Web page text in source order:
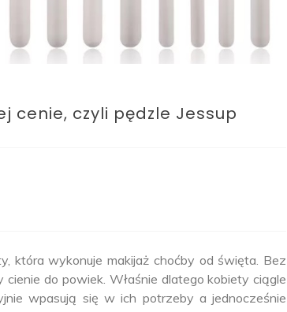
cenie, czyli pędzle Jessup
która wykonuje makijaż choćby od święta. Bez
do powiek. Właśnie dlatego kobiety ciągle
wpasują się w ich potrzeby a jednocześnie